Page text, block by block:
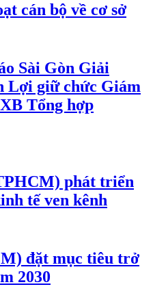
cán bộ về cơ sở
Sài Gòn Giải
Lợi giữ chức Giám
Tổng hợp
phát triển
tế ven kênh
đặt mục tiêu trở
2030